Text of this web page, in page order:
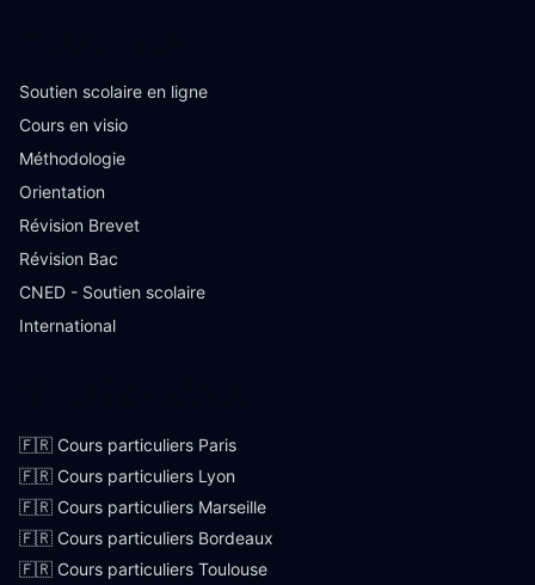
Soutien scolaire en ligne
Cours en visio
Méthodologie
Orientation
Révision Brevet
Révision Bac
CNED - Soutien scolaire
International
🇫🇷 Cours particuliers Paris
🇫🇷 Cours particuliers Lyon
🇫🇷 Cours particuliers Marseille
🇫🇷 Cours particuliers Bordeaux
🇫🇷 Cours particuliers Toulouse